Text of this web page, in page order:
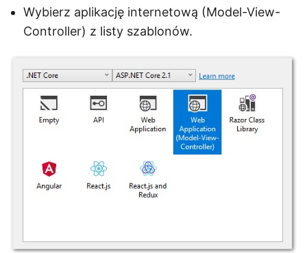
Wybierz aplikację internetową (Model-View-
Controller) z listy szablonów.